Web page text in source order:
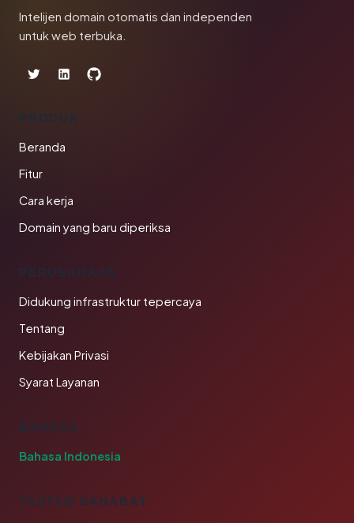
Intelijen domain otomatis dan independen
untuk web terbuka.
PRODUK
Beranda
Fitur
Cara kerja
Domain yang baru diperiksa
PERUSAHAAN
Didukung infrastruktur tepercaya
Tentang
Kebijakan Privasi
Syarat Layanan
BAHASA
Bahasa Indonesia
TAUTAN SAHABAT